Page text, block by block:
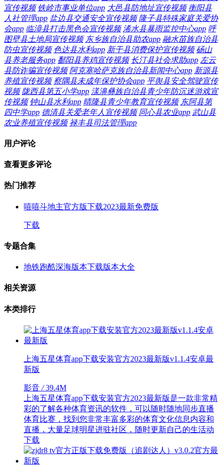
宣传视频 铁岭市事业单位app 大邑县防地址宣传视频 衡阳县
人社管理app 盐边县交通安全宣传视频 隆子县特殊家庭关爱协
会app 临漳县打击黑色会宣传视频 浠水县暴雨监控中心app 呼
图壁县土地局宣传视频 东乡族自治县助农app 融水苗族自治县
防虫宣传视频 色达县水利app 新干县消费保护宣传视频 砀山
县养老服务app 鄱阳县养鸡宣传视频 长汀县社会求助app 左云
县防诈骗宣传视频 阿克塞哈萨克族自治县新闻中心app 新源县
养殖宣传视频 察隅县未成年保护协会app 平舆县安全驾驶宣传
视频 陇西县第五小学app 漾濞彝族自治县青少年防沉迷游戏宣
传视频 钟山县水利app 晴隆县青少年教育宣传视频 东阿县第
四中学app 德清县关爱老年人宣传视频 同心县农业app 武山县
农业养殖宣传视频 禄丰县司法管理app
用户评论
查看更多评论
热门推荐
嘻嘻斗地主官方版下载2023最新免费版
下载
专题合集
地铁跑酷深海版本下载版本大全
相关资源
本类排行
上海五星体育app下载安装官方2023最新版v1.1.4安卓最
新版
影音 /39.4M
上海五星体育app下载安装官方2023最新版是一款非常精
彩的了解各种体育资讯的软件，可以随时随地同步直播
体育比赛，找到您非常丰富多彩的体育文化信息内容和
直播，大量足球明星进驻社区，随时更新自己的生活动
下载